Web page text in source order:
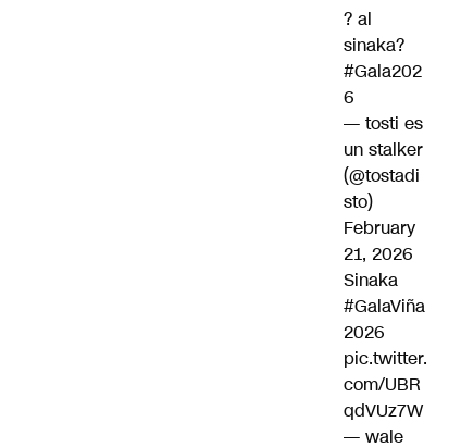
? al
sinaka?
#Gala202
6
— tosti es
un stalker
(@tostadi
sto)
February
21, 2026
Sinaka
#GalaViña
2026
pic.twitter.
com/UBR
qdVUz7W
— wale